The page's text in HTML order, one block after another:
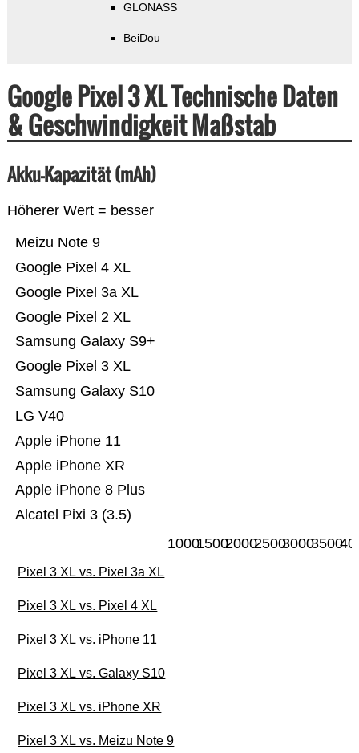
GLONASS
BeiDou
Google Pixel 3 XL Technische Daten
& Geschwindigkeit Maßstab
Akku-Kapazität (mAh)
Höherer Wert = besser
Alcatel Pixi 3 (3.5)
Apple iPhone 8 Plus
Apple iPhone XR
Apple iPhone 11
LG V40
Samsung Galaxy S10
Google Pixel 3 XL
Samsung Galaxy S9+
Google Pixel 2 XL
Google Pixel 3a XL
Google Pixel 4 XL
Meizu Note 9
100015002000250030003500
Pixel 3 XL vs. Pixel 3a XL
Pixel 3 XL vs. Pixel 4 XL
Pixel 3 XL vs. iPhone 11
Pixel 3 XL vs. Galaxy S10
Pixel 3 XL vs. iPhone XR
Pixel 3 XL vs. Meizu Note 9